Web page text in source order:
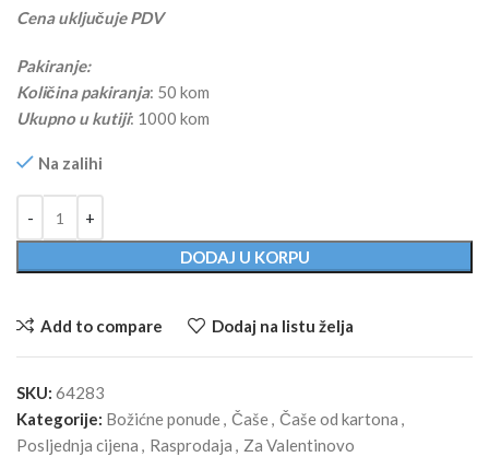
Cena uključuje PDV
Pakiranje:
Količina pakiranja: 50 kom
Ukupno u kutiji: 1000 kom
Na zalihi
DODAJ U KORPU
Add to compare Dodaj na listu želja
SKU: 64283
Kategorije: Božićne ponude, Čaše, Čaše od kartona ,
Posljednja cijena , Rasprodaja , Za Valentinovo